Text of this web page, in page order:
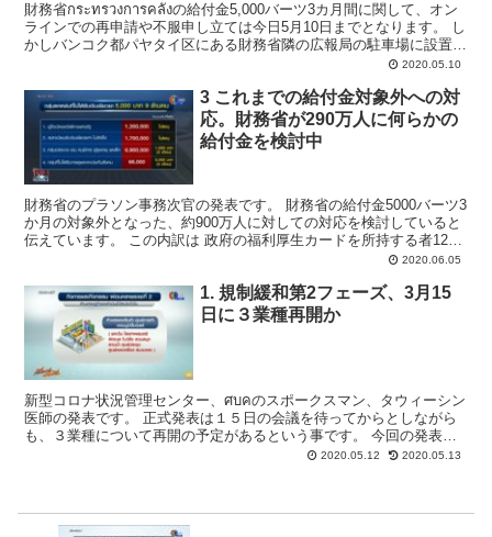
財務省กระทรวงการคลังの給付金5,000バーツ3カ月間に関して、オン
ラインでの再申請や不服申し立ては今日5月10日までとなります。 し
かしバンコク都パヤタイ区にある財務省隣の広報局の駐車場に設置さ
2020.05.10
3 これまでの給付金対象外への対
応。財務省が290万人に何らかの
給付金を検討中
財務省のプラソン事務次官の発表です。 財務省の給付金5000バーツ3
か月の対象外となった、約900万人に対しての対応を検討していると
伝えています。 この内訳は 政府の福利厚生カードを所持する者120
2020.06.05
1. 規制緩和第2フェーズ、3月15
日に３業種再開か
新型コロナ状況管理センター、ศบคのスポークスマン、タウィーシン
医師の発表です。 正式発表は１５日の会議を待ってからとしながら
も、３業種について再開の予定があるという事です。 今回の発表は
これらの施設に営業再開の準備をしてもらうためとしてい...
2020.05.12 2020.05.13